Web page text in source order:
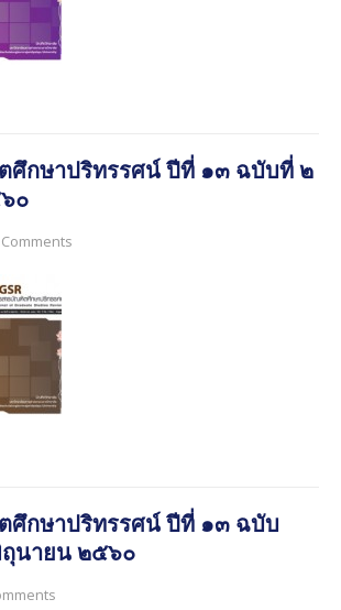
ศึกษาปริทรรศน์ ปีที่ ๑๓ ฉบับที่ ๒
๐
ศึกษาปริทรรศน์ ปีที่ ๑๓ ฉบับ
ถุนายน ๒๕๖๐